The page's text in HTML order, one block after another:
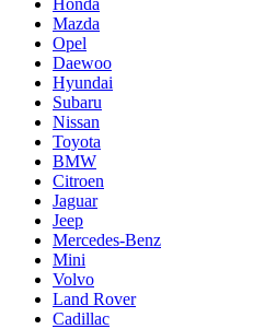
Mazda
Opel
Daewoo
Hyundai
Subaru
Nissan
Toyota
BMW
Citroen
Jaguar
Jeep
Mercedes-Benz
Mini
Volvo
Land Rover
Cadillac